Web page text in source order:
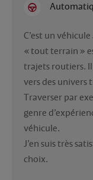
C’est un
« tout terrain »
trajets routiers.
vers des univers
Traverser par
genre
véhicule.
J’en suis très
choix.